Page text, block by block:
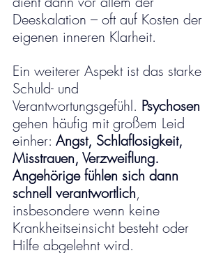
Deeskalation – oft auf Kosten der
eigenen inneren Klarheit.
Ein weiterer Aspekt ist das starke
Schuld- und
Verantwortungsgefühl. Psychosen
gehen häufig mit großem Leid
einher: Angst, Schlaflosigkeit,
Misstrauen, Verzweiflung.
Angehörige fühlen sich dann
schnell verantwortlich,
insbesondere wenn keine
Krankheitseinsicht besteht oder
Hilfe abgelehnt wird.